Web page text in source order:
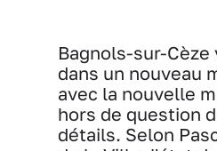
Bagnols-sur-
dans un nouveau
avec la nouvelle
hors de question
détails. Selon